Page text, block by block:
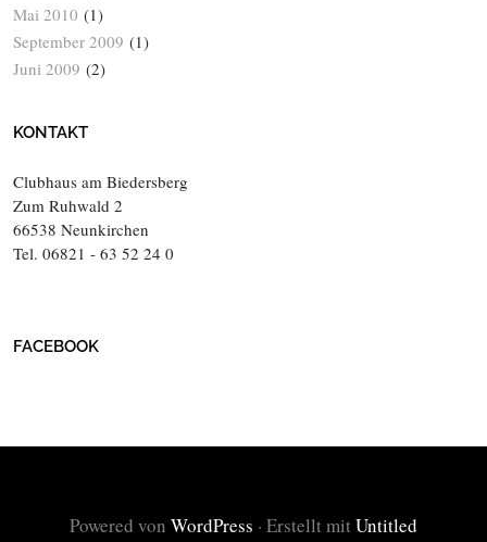
Mai 2010 (1)
September 2009 (1)
Juni 2009 (2)
KONTAKT
Clubhaus am Biedersberg
Zum Ruhwald 2
66538 Neunkirchen
Tel. 06821 - 63 52 24 0
FACEBOOK
Powered von WordPress · Erstellt mit Untitled